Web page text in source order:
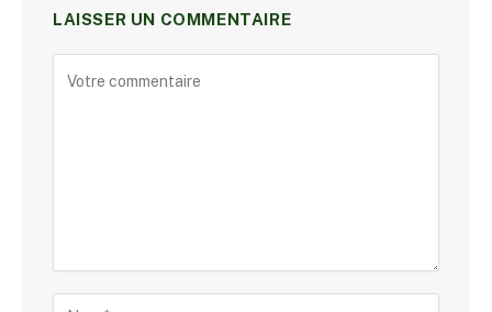
LAISSER UN COMMENTAIRE